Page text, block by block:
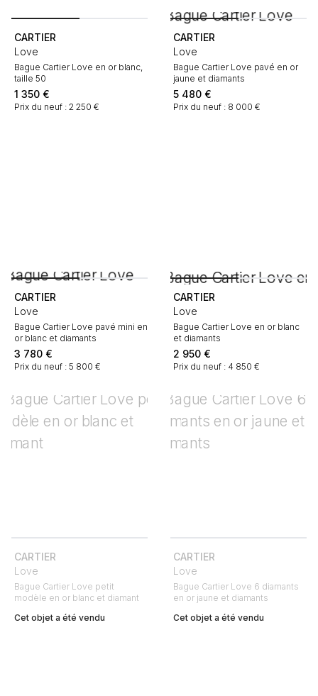
CARTIER
Love
Bague Cartier Love en or blanc,
taille 50
1 350 €
Prix du neuf : 2 250 €
CARTIER
Love
Bague Cartier Love pavé en or
jaune et diamants
5 480 €
Prix du neuf : 8 000 €
CARTIER
Love
Bague Cartier Love pavé mini en
or blanc et diamants
3 780 €
Prix du neuf : 5 800 €
CARTIER
Love
Bague Cartier Love en or blanc
et diamants
2 950 €
Prix du neuf : 4 850 €
CARTIER
Love
Bague Cartier Love petit
modèle en or blanc et diamant
Cet objet a été vendu
CARTIER
Love
Bague Cartier Love 6 diamants
en or jaune et diamants
Cet objet a été vendu